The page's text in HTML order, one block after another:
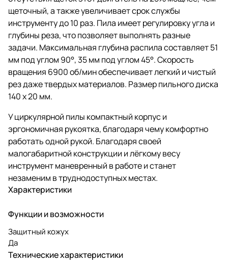
щеточный, а также увеличивает срок службы
инструменту до 10 раз. Пила имеет регулировку угла и
глубины реза, что позволяет выполнять разные
задачи. Максимальная глубина распила составляет 51
мм под углом 90°, 35 мм под углом 45°. Скорость
вращения 6900 об/мин обеспечивает легкий и чистый
рез даже твердых материалов. Размер пильного диска
140 x 20 мм.
У циркулярной пилы компактный корпус и
эргономичная рукоятка, благодаря чему комфортно
работать одной рукой. Благодаря своей
малогабаритной конструкции и лёгкому весу
инструмент маневренный в работе и станет
незаменим в труднодоступных местах.
Характеристики
Функции и возможности
Защитный кожух
Да
Технические характеристики